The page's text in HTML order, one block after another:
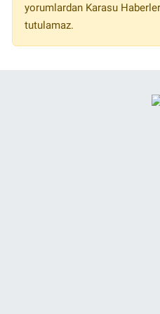
yorumlardan Karasu
tutulamaz.